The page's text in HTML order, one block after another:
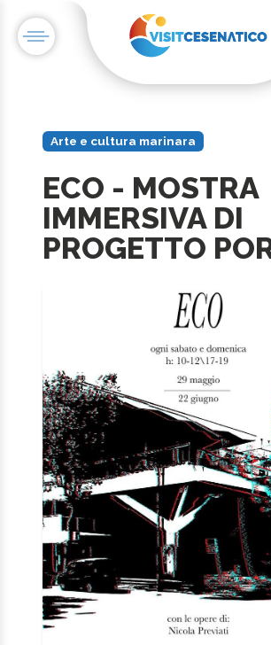
Arte e cultura marinara
ECO - MOSTRA
IMMERSIVA DI
PROGETTO